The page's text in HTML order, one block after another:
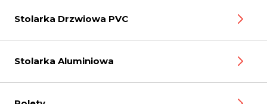
Stolarka Drzwiowa PVC
Stolarka Aluminiowa